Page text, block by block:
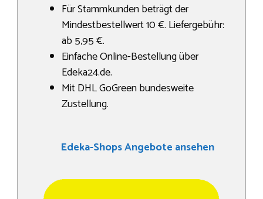
Für Stammkunden beträgt der
Mindestbestellwert 10 €. Liefergebühr:
ab 5,95 €.
Einfache Online-Bestellung über
Edeka24.de.
Mit DHL GoGreen bundesweite
Zustellung.
Edeka-Shops Angebote ansehen